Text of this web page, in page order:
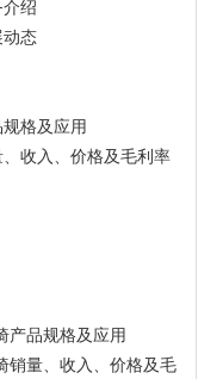
介绍
动态
品规格及应用
椅产品规格及应用